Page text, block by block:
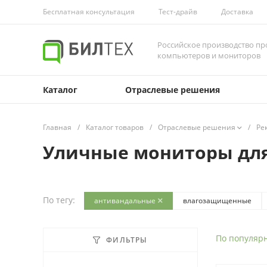
Бесплатная консультация Тест-драйв Доставка
Российское производство
компьютеров и мониторов
Каталог Отраслевые решения
Главная / Каталог товаров / Отраслевые решения /
Уличные мониторы
По тегу: антивандальные влагозащищенные
ФИЛЬТРЫ По